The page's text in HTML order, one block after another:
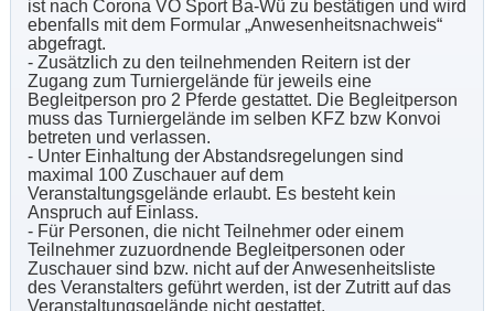
ist nach Corona VO Sport Ba-Wü zu bestätigen und wird
ebenfalls mit dem Formular „Anwesenheitsnachweis“
abgefragt.
- Zusätzlich zu den teilnehmenden Reitern ist der
Zugang zum Turniergelände für jeweils eine
Begleitperson pro 2 Pferde gestattet. Die Begleitperson
muss das Turniergelände im selben KFZ bzw Konvoi
betreten und verlassen.
- Unter Einhaltung der Abstandsregelungen sind
maximal 100 Zuschauer auf dem
Veranstaltungsgelände erlaubt. Es besteht kein
Anspruch auf Einlass.
- Für Personen, die nicht Teilnehmer oder einem
Teilnehmer zuzuordnende Begleitpersonen oder
Zuschauer sind bzw. nicht auf der Anwesenheitsliste
des Veranstalters geführt werden, ist der Zutritt auf das
Veranstaltungsgelände nicht gestattet.